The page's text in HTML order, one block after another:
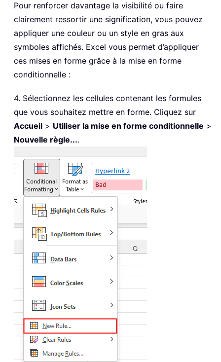
Pour renforcer davantage la visibilité ou faire
clairement ressortir une signification, vous pouvez
appliquer une couleur ou un style en gras aux
symboles affichés. Excel vous permet d’appliquer
ces mises en forme grâce à la mise en forme
conditionnelle :
4. Sélectionnez les cellules contenant les formules
que vous souhaitez mettre en forme. Cliquez sur
Accueil > Utiliser la mise en forme conditionnelle >
Nouvelle règle....